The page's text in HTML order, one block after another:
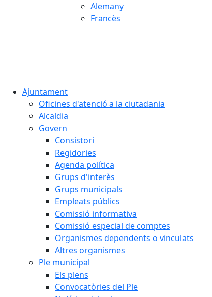
Alemany
Francès
Ajuntament
Oficines d'atenció a la ciutadania
Alcaldia
Govern
Consistori
Regidories
Agenda política
Grups d'interès
Grups municipals
Empleats públics
Comissió informativa
Comissió especial de comptes
Organismes dependents o vinculats
Altres organismes
Ple municipal
Els plens
Convocatòries del Ple